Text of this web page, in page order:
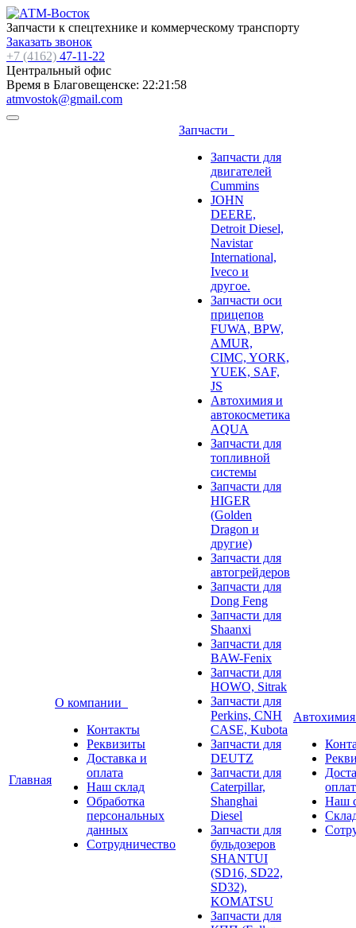
Запчасти к спецтехнике и коммерческому транспорту
Заказать звонок
+7 (4162) 47-11-22
Центральный офис
Время в Благовещенске: 22:21:59
atmvostok@gmail.com
Главная
О компании
Контакты
Реквизиты
Доставка и
оплата
Наш склад
Обработка
персональных
данных
Сотрудничество
Запчасти
Запчасти для
двигателей
Cummins
JOHN
DEERE,
Detroit Diesel,
Navistar
International,
Iveco и
другое.
Запчасти оси
прицепов
FUWA, BPW,
AMUR,
CIMC, YORK,
YUEK, SAF,
JS
Автохимия и
автокосметика
AQUA
Запчасти для
топливной
системы
Запчасти для
HIGER
(Golden
Dragon и
другие)
Запчасти для
автогрейдеров
Запчасти для
Dong Feng
Запчасти для
Shaanxi
Запчасти для
BAW-Fenix
Запчасти для
HOWO, Sitrak
Запчасти для
Perkins, CNH
CASE, Kubota
Запчасти для
DEUTZ
Запчасти для
Caterpillar,
Shanghai
Diesel
Запчасти для
бульдозеров
SHANTUI
(SD16, SD22,
SD32),
KOMATSU
Запчасти для
Наш